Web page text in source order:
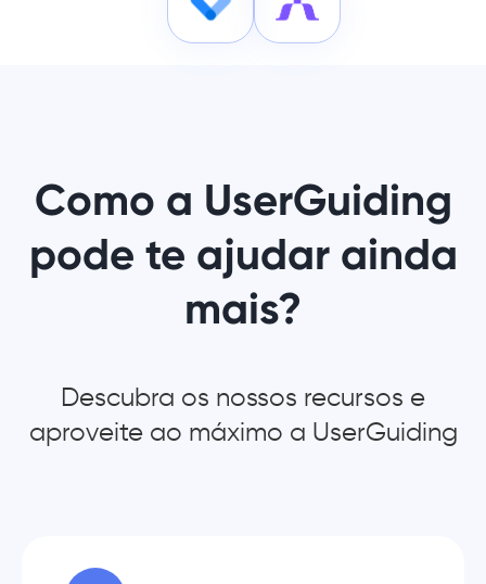
Como a UserGuiding
pode te ajudar ainda
mais?
Descubra os nossos recursos e
aproveite ao máximo a UserGuiding